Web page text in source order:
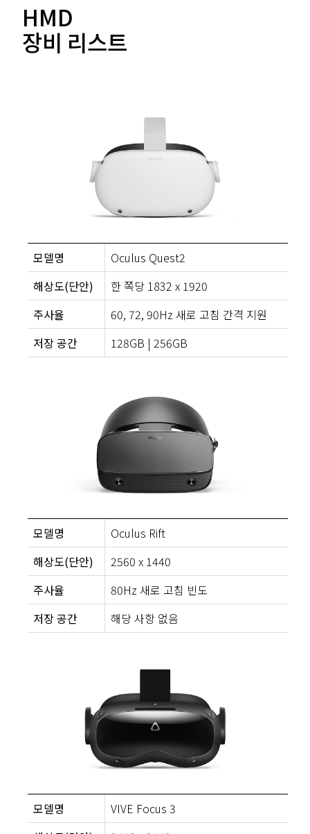
HMD
장비 리스트
모델명
Oculus Quest2
해상도(단안)
한 쪽당 1832 x 1920
주사율
60, 72, 90Hz 새로 고침 간격 지원
저장 공간
128GB | 256GB
모델명
Oculus Rift
해상도(단안)
2560 x 1440
주사율
80Hz 새로 고침 빈도
저장 공간
해당 사항 없음
모델명
VIVE Focus 3